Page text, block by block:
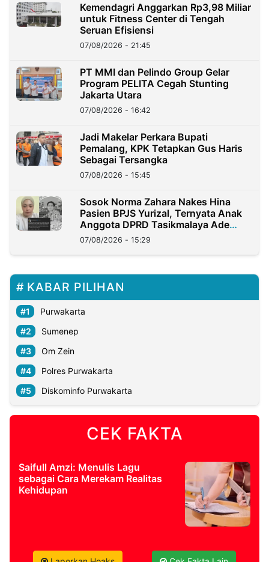
Kemendagri Anggarkan Rp3,98 Miliar
untuk Fitness Center di Tengah
Seruan Efisiensi
07/08/2026 - 21:45
PT MMI dan Pelindo Group Gelar
Program PELITA Cegah Stunting
Jakarta Utara
07/08/2026 - 16:42
Jadi Makelar Perkara Bupati
Pemalang, KPK Tetapkan Gus Haris
Sebagai Tersangka
07/08/2026 - 15:45
Sosok Norma Zahara Nakes Hina
Pasien BPJS Yurizal, Ternyata Anak
Anggota DPRD Tasikmalaya Ade
Lukman
07/08/2026 - 15:29
KABAR PILIHAN
Purwakarta
Sumenep
Om Zein
Polres Purwakarta
Diskominfo Purwakarta
CEK FAKTA
Saifull Amzi: Menulis Lagu
sebagai Cara Merekam Realitas
Kehidupan